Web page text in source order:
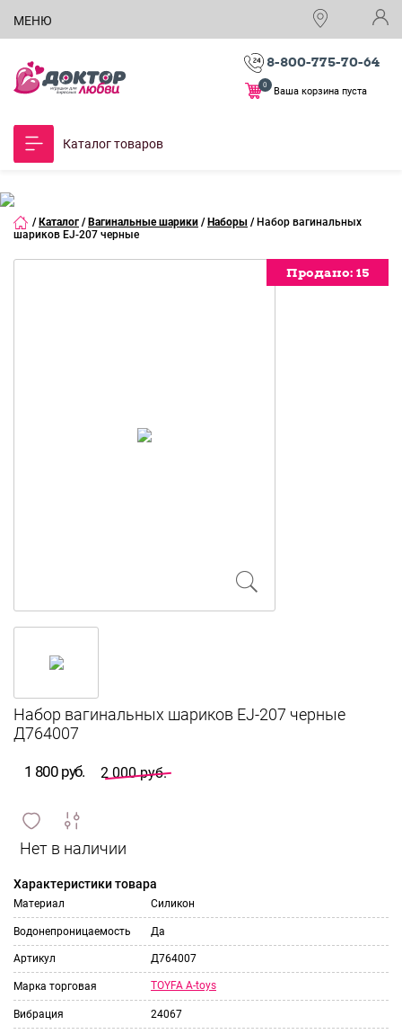
МЕНЮ
8-800-775-70-64
Ваша корзина пуста
0
Каталог товаров
/ Каталог / Вагинальные шарики / Наборы / Набор вагинальных
шариков EJ-207 черные
Продано: 15
1 800 руб. 2 000 руб.
и
сравнить
ИЗБРАННОЕ
Характеристики товара
Материал Силикон
Водонепроницаемость Да
Артикул Д764007
Марка торговая TOYFA A-toys
Вибрация 24067